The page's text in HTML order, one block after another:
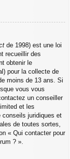
de 1998) est une loi
recueillir des
obtenir le
pour la collecte de
moins de 13 ans. Si
vous vous
un conseiller
et les
conseils juridiques et
de toutes sortes,
« Qui contacter pour
? ».